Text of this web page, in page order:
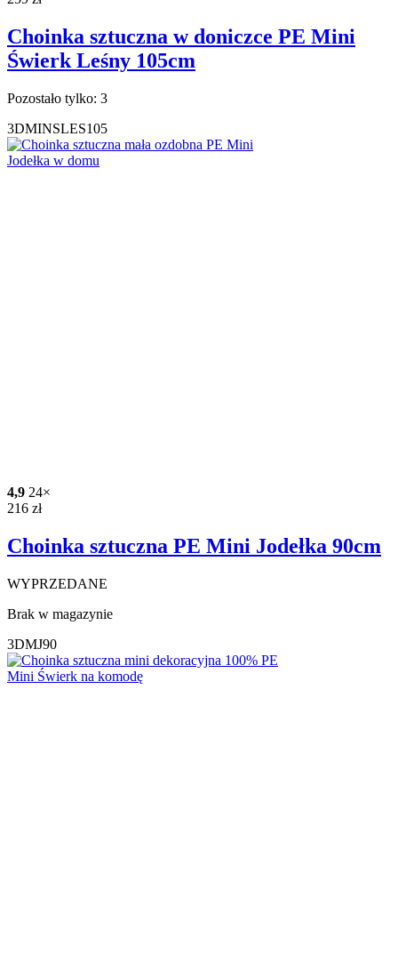
Choinka sztuczna w doniczce PE Mini
Świerk Leśny 105cm
Pozostało tylko: 3
3DMINSLES105
4,9 24×
216 zł
Choinka sztuczna PE Mini Jodełka 90cm
WYPRZEDANE
Brak w magazynie
3DMJ90